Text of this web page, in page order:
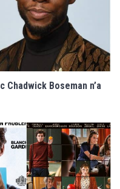
Boseman n’a